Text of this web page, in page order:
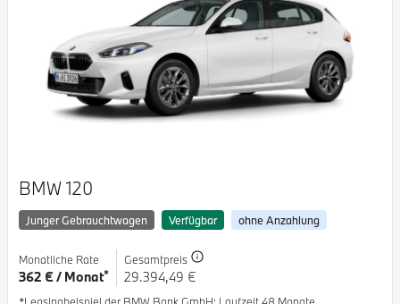
BMW 120
Junger Gebrauchtwagen Verfügbar ohne Anzahlung
Monatliche Rate
362 € / Monat*
Gesamtpreis
29.394,49 €